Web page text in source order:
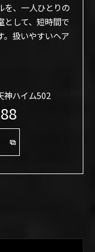
を、一人ひとりの
として、短時間で
。扱いやすいヘア
神ハイム502